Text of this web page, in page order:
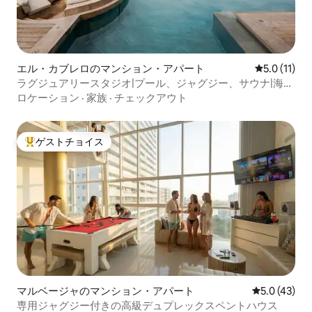
エル・カブレロのマンション・アパート レビュー11
5.0 (11)
ラグジュアリースタジオ|プール、ジャグジー、サウナ|海の
眺望CTG
ロケーション · 家族 · チェックアウト
大好評のゲストチョイスです。
ゲストチョイス
マルベージャのマンション・アパート レビュー43
5.0 (43)
専用ジャグジー付きの高級デュプレックスペントハウス